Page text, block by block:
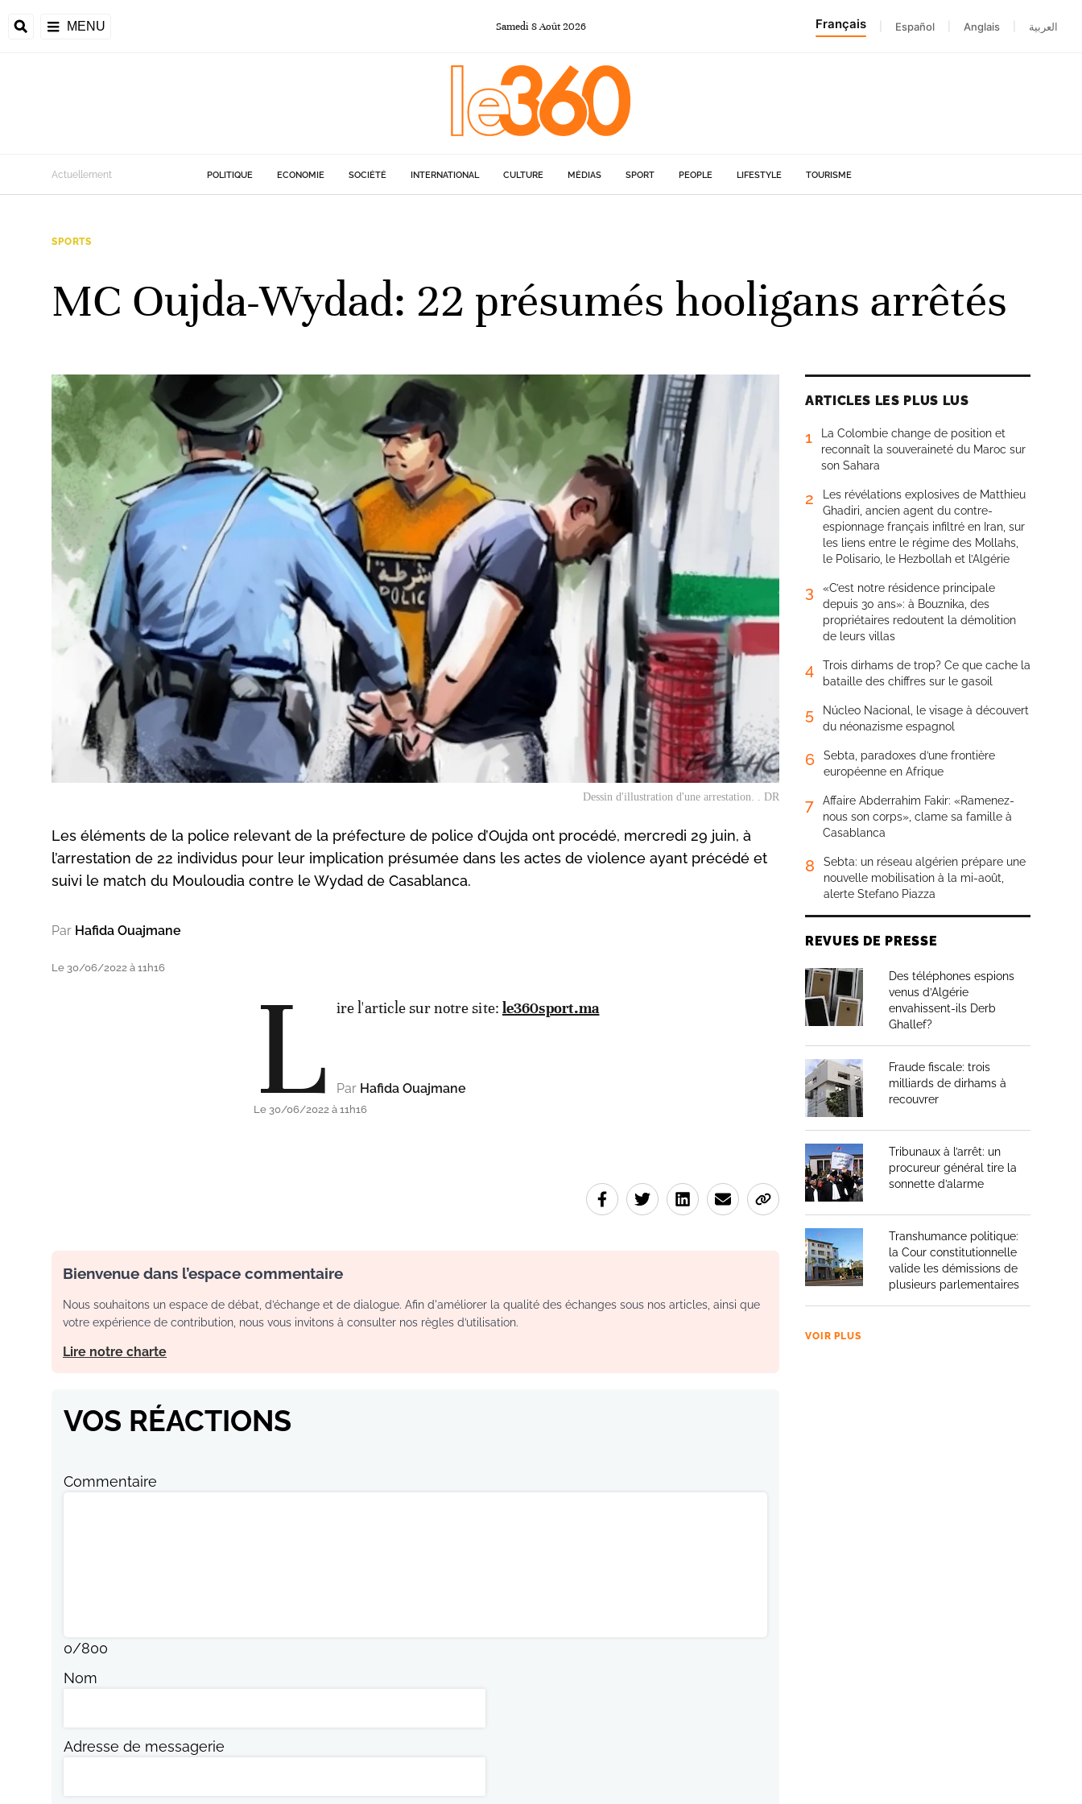
MENU Samedi 8Août2026 Français Español Anglais العربية
Actuellement POLITIQUE ECONOMIE SOCIÉTÉ INTERNATIONAL CULTURE MÉDIAS SPORT PEOPLE LIFESTYLE TOURISME
SPORTS
MC Oujda-Wydad: 22 présumés hooligans arrêtés
Dessin d'illustration d'une arrestation. . DR
Les éléments de la police relevant de la préfecture de police d’Oujda ont procédé, mercredi 29 juin, à
l’arrestation de 22 individus pour leur implication présumée dans les actes de violence ayant précédé et
suivi le match du Mouloudia contre le Wydad de Casablanca.
Par Hafida Ouajmane
Le 30/06/2022 à 11h16 L ire l'article sur notre site: le360sport.ma
Par Hafida Ouajmane
Le 30/06/2022 à 11h16
Bienvenue dans l’espace commentaire
Nous souhaitons un espace de débat, d’échange et de dialogue. Afin d'améliorer la qualité des échanges sous nos articles, ainsi que
votre expérience de contribution, nous vous invitons à consulter nos règles d’utilisation.
Lire notre charte
VOS RÉACTIONS
Commentaire
0/800
Nom
Adresse de messagerie
ARTICLES LES PLUS LUS
1
La Colombie change de position et
reconnaît la souveraineté du Maroc sur
son Sahara
2
Les révélations explosives de Matthieu
Ghadiri, ancien agent du contre-
espionnage français infiltré en Iran, sur
les liens entre le régime des Mollahs,
le Polisario, le Hezbollah et l’Algérie
3
«C’est notre résidence principale
depuis 30 ans»: à Bouznika, des
propriétaires redoutent la démolition
de leurs villas
4
Trois dirhams de trop? Ce que cache la
bataille des chiffres sur le gasoil
5
Núcleo Nacional, le visage à découvert
du néonazisme espagnol
6
Sebta, paradoxes d’une frontière
européenne en Afrique
7
Affaire Abderrahim Fakir: «Ramenez-
nous son corps», clame sa famille à
Casablanca
8
Sebta: un réseau algérien prépare une
nouvelle mobilisation à la mi-août,
alerte Stefano Piazza
REVUES DE PRESSE
Des téléphones espions
venus d’Algérie
envahissent-ils Derb
Ghallef?
Fraude fiscale: trois
milliards de dirhams à
recouvrer
Tribunaux à l’arrêt: un
procureur général tire la
sonnette d’alarme
Transhumance politique:
la Cour constitutionnelle
valide les démissions de
plusieurs parlementaires
VOIR PLUS